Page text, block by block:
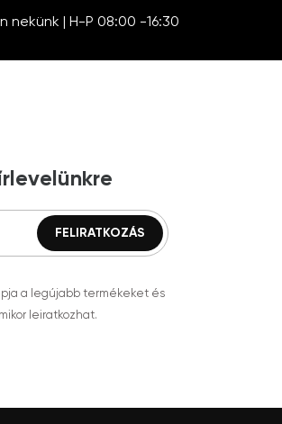
nekünk | H-P 08:00 -16:30
a legújabb termékeket és
leiratkozhat.